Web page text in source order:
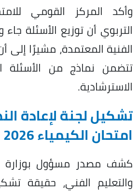
وأكد المركز القومي
التربوي أن توزيع الأسئلة
الفنية المعتمدة، مشيرًا إلى
تتضمن نماذج من الأسئلة
الاسترشادية.
تشكيل لجنة لإعادة
امتحان الكيمياء 2026
كشف مصدر مسؤول بوزارة
والتعليم الفني، حقيقة